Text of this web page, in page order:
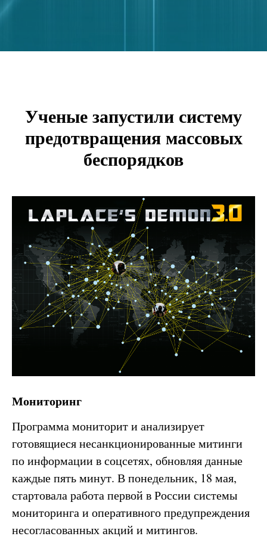
Ученые запустили систему
предотвращения массовых
беспорядков
Мониторинг
Программа мониторит и анализирует
готовящиеся несанкционированные митинги
по информации в соцсетях, обновляя данные
каждые пять минут. В понедельник, 18 мая,
стартовала работа первой в России системы
мониторинга и оперативного предупреждения
несогласованных акций и митингов.